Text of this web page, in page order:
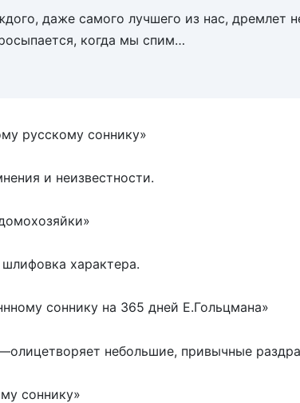
даже самого лучшего из нас, дремлет
когда мы спим…
русскому соннику»
и неизвестности.
характера.
соннику на 365 дней Е.Гольцмана»
небольшие, привычные
соннику»